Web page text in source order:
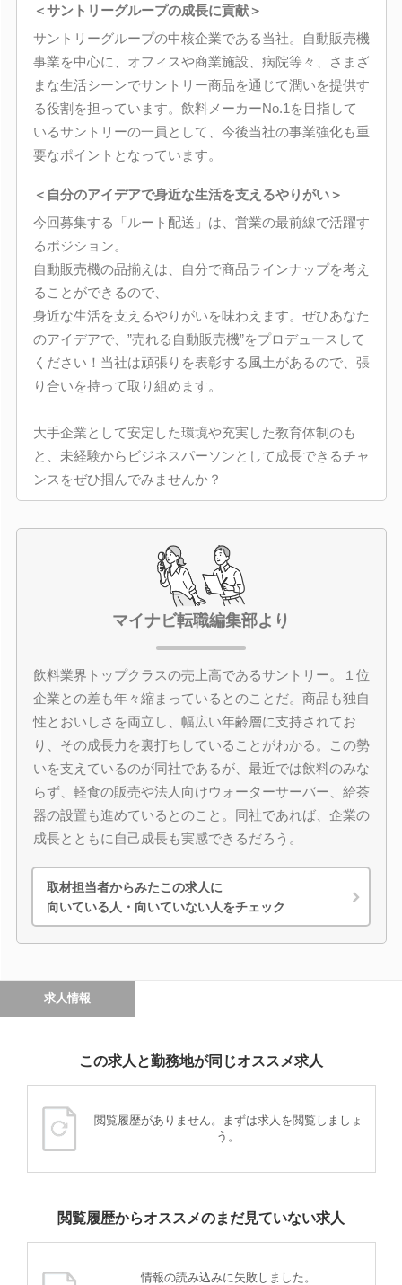
＜サントリーグループの成長に貢献＞
サントリーグループの中核企業である当社。自動販売機
事業を中心に、オフィスや商業施設、病院等々、さまざ
まな生活シーンでサントリー商品を通じて潤いを提供す
る役割を担っています。飲料メーカーNo.1を目指して
いるサントリーの一員として、今後当社の事業強化も重
要なポイントとなっています。
＜自分のアイデアで身近な生活を支えるやりがい＞
今回募集する「ルート配送」は、営業の最前線で活躍す
るポジション。
自動販売機の品揃えは、自分で商品ラインナップを考え
ることができるので、
身近な生活を支えるやりがいを味わえます。ぜひあなた
のアイデアで、”売れる自動販売機”をプロデュースして
ください！当社は頑張りを表彰する風土があるので、張
り合いを持って取り組めます。
大手企業として安定した環境や充実した教育体制のも
と、未経験からビジネスパーソンとして成長できるチャ
ンスをぜひ掴んでみませんか？
マイナビ転職編集部より
飲料業界トップクラスの売上高であるサントリー。１位
企業との差も年々縮まっているとのことだ。商品も独自
性とおいしさを両立し、幅広い年齢層に支持されてお
り、その成長力を裏打ちしていることがわかる。この勢
いを支えているのが同社であるが、最近では飲料のみな
らず、軽食の販売や法人向けウォーターサーバー、給茶
器の設置も進めているとのこと。同社であれば、企業の
成長とともに自己成長も実感できるだろう。
取材担当者からみたこの求人に
向いている人・向いていない人をチェック
求人情報
この求人と勤務地が同じオススメ求人
閲覧履歴がありません。まずは求人を閲覧しましょ
う。
閲覧履歴からオススメのまだ見ていない求人
情報の読み込みに失敗しました。